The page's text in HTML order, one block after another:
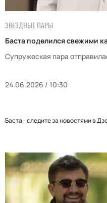
ЗВЕЗДНЫЕ ПАРЫ
Баста поделился свежими
Супружеская пара
24.06.2026 / 10:30
Баста - следите за новостями в